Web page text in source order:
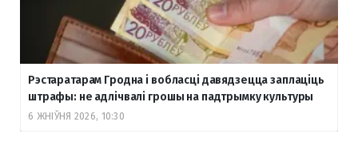
Рэстаратарам Гродна і вобласці давядзецца заплаціць
штрафы: не адлічвалі грошы на падтрымку культуры
6 ЖНІЎНЯ 2026, 10:30